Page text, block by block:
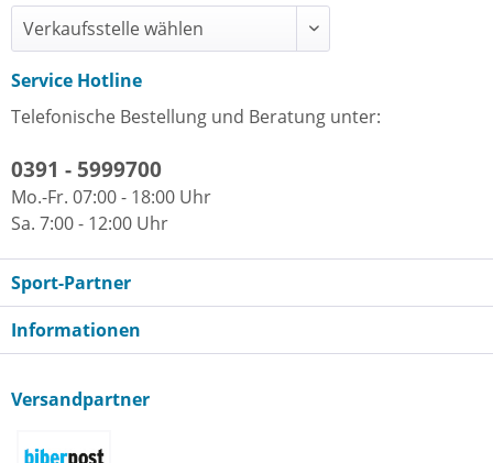
Service Hotline
Telefonische Bestellung und Beratung unter:
0391 - 5999700
Mo.-Fr. 07:00 - 18:00 Uhr
Sa. 7:00 - 12:00 Uhr
Sport-Partner
Informationen
Versandpartner